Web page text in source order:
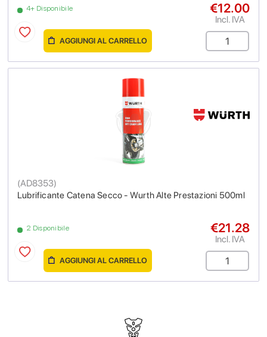
4+ Disponibile €12.00
Incl. IVA
AGGIUNGI AL CARRELLO
Lubrificante Catena Secco - Wurth Alte Prestazioni 500ml
(AD8353)
2 Disponibile €21.28
Incl. IVA
AGGIUNGI AL CARRELLO